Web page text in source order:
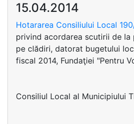
15.04.2014
Hotararea Consiliului Local
privind acordarea scutirii de la
pe clădiri, datorat bugetului
fiscal 2014, Fundaţiei "Pentru
Consiliul Local al Municipiului